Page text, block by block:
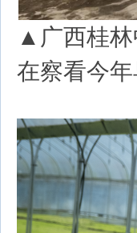
▲广西桂林
在察看今